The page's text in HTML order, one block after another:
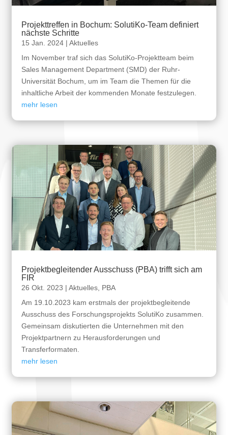
Projekttreffen in Bochum: SolutiKo-Team definiert
nächste Schritte
15 Jan. 2024 |Aktuelles
Im November traf sich das SolutiKo-Projektteam beim
Sales Management Department (SMD) der Ruhr-
Universität Bochum, um im Team die Themen für die
inhaltliche Arbeit der kommenden Monate festzulegen.
mehr lesen
Projektbegleitender Ausschuss (PBA) trifft sich am
FIR
26 Okt. 2023 |Aktuelles PBA
Am 19.10.2023 kam erstmals der projektbegleitende
Ausschuss des Forschungsprojekts SolutiKo zusammen.
Gemeinsam diskutierten die Unternehmen mit den
Projektpartnern zu Herausforderungen und
Transferformaten.
mehr lesen